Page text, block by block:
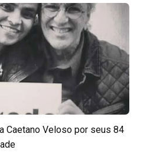
Caetano Veloso por seus 84